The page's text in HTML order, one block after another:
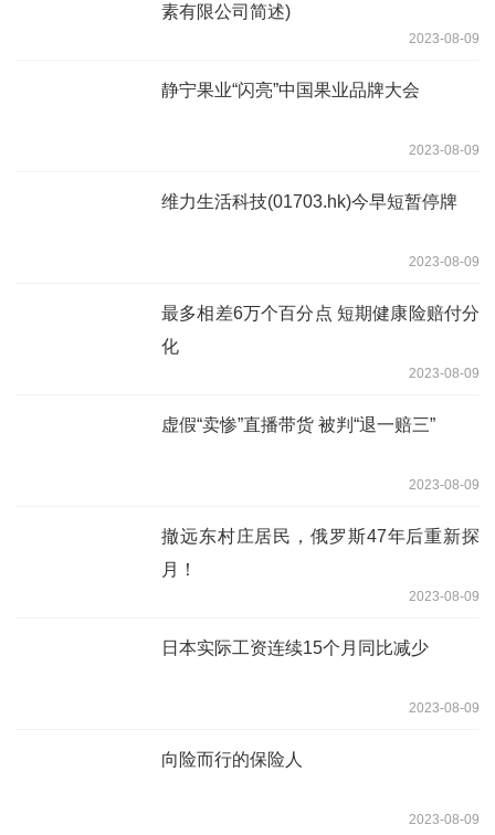
素有限公司简述)
2023-08-09
静宁果业“闪亮”中国果业品牌大会
2023-08-09
维力生活科技(01703.hk)今早短暂停牌
2023-08-09
最多相差6万个百分点 短期健康险赔付分
化
2023-08-09
虚假“卖惨”直播带货 被判“退一赔三”
2023-08-09
撤远东村庄居民，俄罗斯47年后重新探
月！
2023-08-09
日本实际工资连续15个月同比减少
2023-08-09
向险而行的保险人
2023-08-09